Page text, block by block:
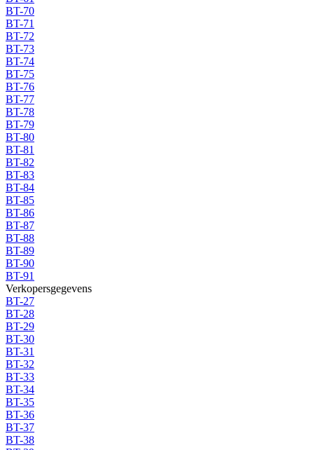
BT-70
BT-71
BT-72
BT-73
BT-74
BT-75
BT-76
BT-77
BT-78
BT-79
BT-80
BT-81
BT-82
BT-83
BT-84
BT-85
BT-86
BT-87
BT-88
BT-89
BT-90
BT-91
Verkopersgegevens
BT-27
BT-28
BT-29
BT-30
BT-31
BT-32
BT-33
BT-34
BT-35
BT-36
BT-37
BT-38